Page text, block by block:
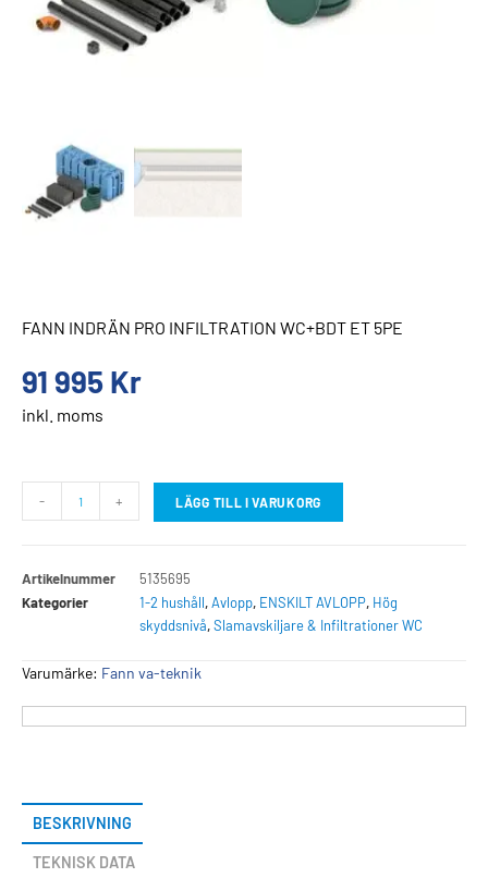
FANN INDRÄN PRO INFILTRATION WC+BDT ET 5PE
91 995 Kr
inkl. moms
- + LÄGG TILL I VARUKORG
Artikelnummer
5135695
Kategorier
1-2 hushåll,Avlopp, ENSKILT AVLOPP, Hög
skyddsnivå,Slamavskiljare & Infiltrationer WC
Varumärke: Fann va-teknik
BESKRIVNING
TEKNISK DATA